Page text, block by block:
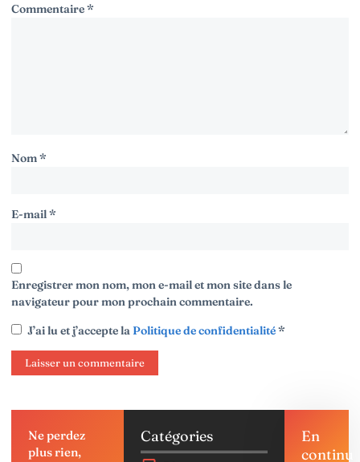
Commentaire*
Nom*
E-mail*
Enregistrer mon nom, mon e-mail et mon site dans le
navigateur pour mon prochain commentaire.
J’ai lu et j’accepte laPolitique de confidentialité*
Ne perdez
plus rien,
Catégories
En
continu